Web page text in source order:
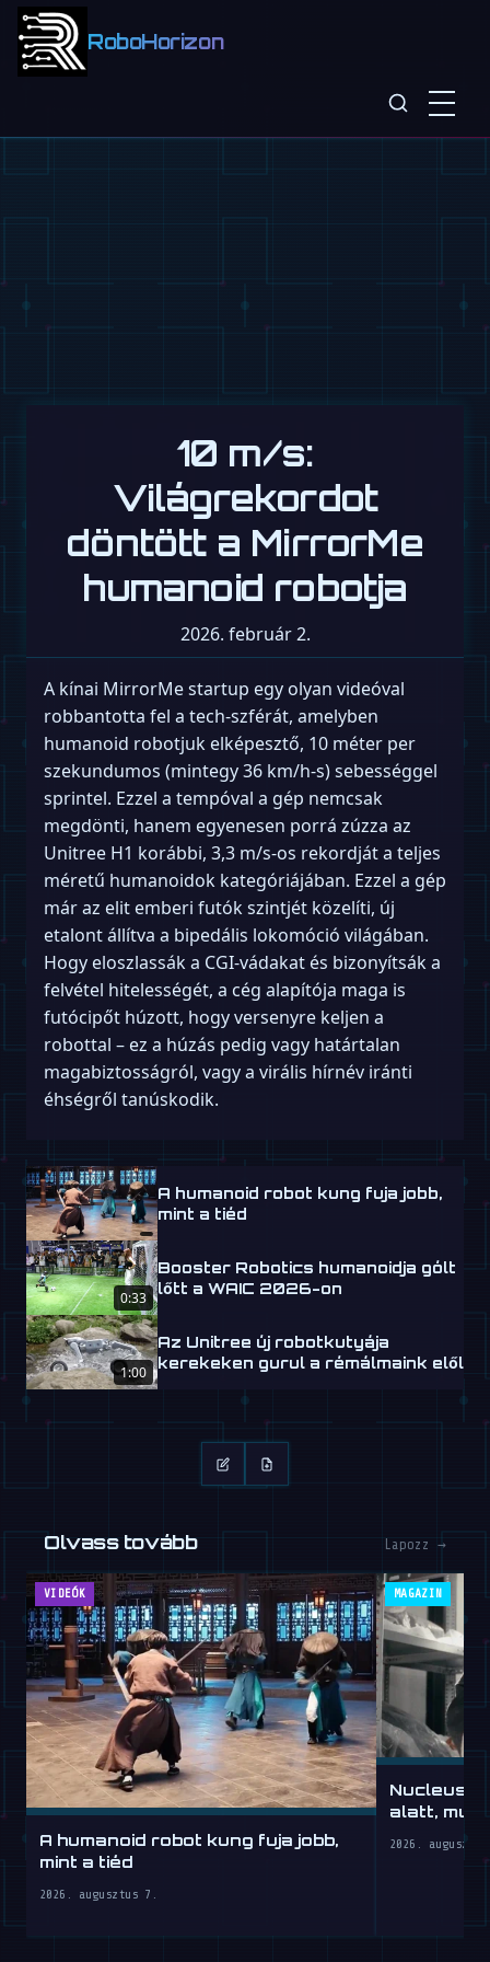
RoboHorizon
10 m/s:
Világrekordot
döntött a MirrorMe
humanoid robotja
2026. február 2.
A kínai MirrorMe startup egy olyan videóval
robbantotta fel a tech-szférát, amelyben
humanoid robotjuk elképesztő, 10 méter per
szekundumos (mintegy 36 km/h-s) sebességgel
sprintel. Ezzel a tempóval a gép nemcsak
megdönti, hanem egyenesen porrá zúzza az
Unitree H1 korábbi, 3,3 m/s-os rekordját a teljes
méretű humanoidok kategóriájában. Ezzel a gép
már az elit emberi futók szintjét közelíti, új
etalont állítva a bipedális lokomóció világában.
Hogy eloszlassák a CGI-vádakat és bizonyítsák a
felvétel hitelességét, a cég alapítója maga is
futócipőt húzott, hogy versenyre keljen a
robottal – ez a húzás pedig vagy határtalan
magabiztosságról, vagy a virális hírnév iránti
éhségről tanúskodik.
A humanoid robot kung fuja jobb,
mint a tiéd
0:33
Booster Robotics humanoidja gólt
lőtt a WAIC 2026-on
1:00
Az Unitree új robotkutyája
kerekeken gurul a rémálmaink elől
Olvass tovább Lapozz →
VIDEÓK
A humanoid robot kung fuja jobb,
mint a tiéd
2026. augusztus 7.
MAGAZIN
Nucleus:
alatt,
2026.